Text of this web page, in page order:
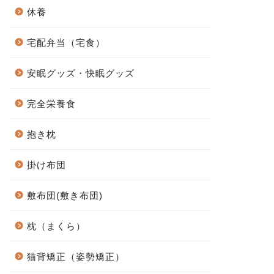
休養
宅配弁当（宅食）
安眠グッズ・快眠グッズ
完全栄養食
抱き枕
掛け布団
敷布団(敷き布団)
枕（まくら）
猫背矯正（姿勢矯正）